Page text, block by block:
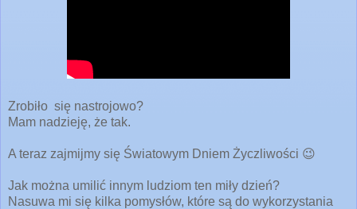
Zrobiło się nastrojowo?
Mam nadzieję, że tak.
A teraz zajmijmy się Światowym Dniem Życzliwości 😉
Jak można umilić innym ludziom ten miły dzień?
Nasuwa mi się kilka pomysłów, które są do wykorzystania